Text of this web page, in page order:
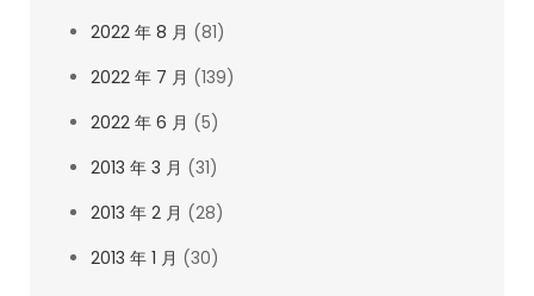
2022 年 8 月 (81)
2022 年 7 月 (139)
2022 年 6 月 (5)
2013 年 3 月 (31)
2013 年 2 月 (28)
2013 年 1 月 (30)